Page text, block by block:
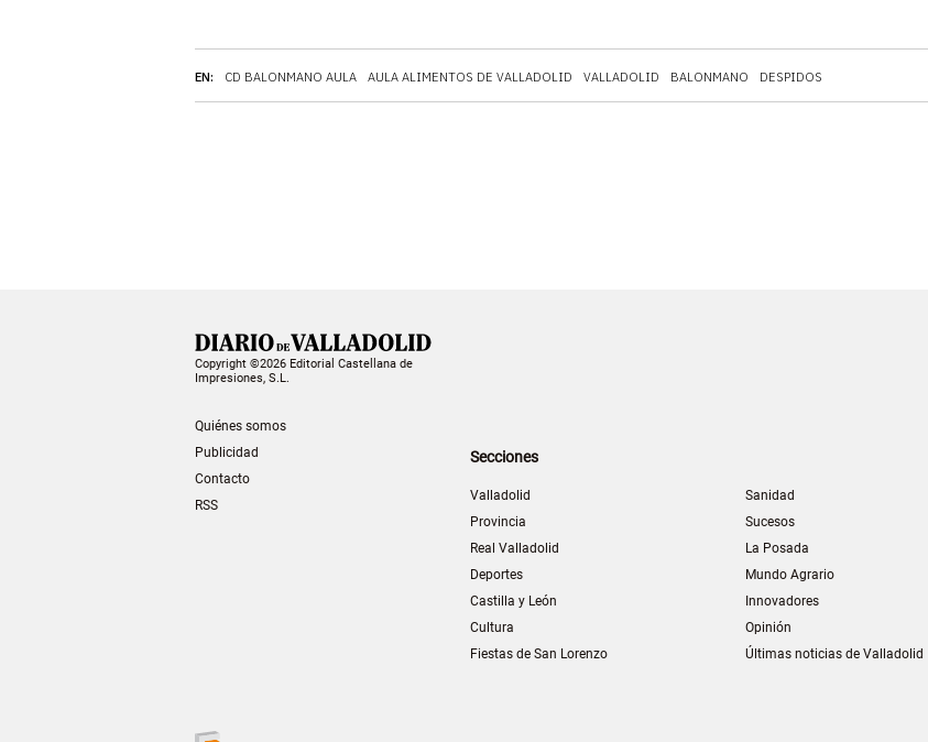
EN: CD BALONMANO AULA AULA ALIMENTOS DE VALLADOLID VALLADOLID BALONMANO DESPIDOS
Copyright ©2026 Editorial Castellana de
Impresiones, S.L.
Quiénes somos
Publicidad
Contacto
RSS
Secciones
Valladolid
Provincia
Real Valladolid
Deportes
Castilla y León
Cultura
Fiestas de San Lorenzo
Sanidad
Sucesos
La Posada
Mundo Agrario
Innovadores
Opinión
Últimas noticias de Valladolid